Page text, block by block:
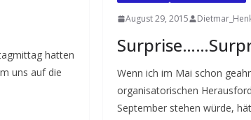
hatten
uns auf die
August 29, 2015
Wenn ich im Mai schon
organisatorischen
September stehen würde,